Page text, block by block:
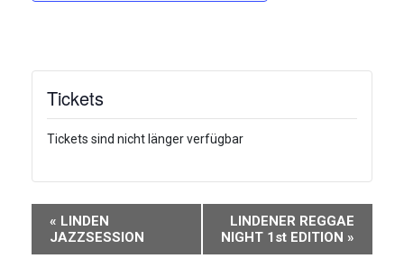
Tickets
Tickets sind nicht länger verfügbar
Veranstaltung-
Navigation
« LINDEN
JAZZSESSION
LINDENER REGGAE
NIGHT 1st EDITION »